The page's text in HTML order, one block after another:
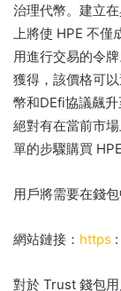
治理代幣。 建立
上將使 HPE 不僅
用進行交易的令牌
獲得，該價格可以
幣和DEfi協議飆
絕對有在當前市場
單的步驟購買 HPE
用戶將需要在錢
網站鏈接： https :
對於 Trust 錢包